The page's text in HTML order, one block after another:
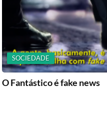
SOCIEDADE
O Fantástico é fake news